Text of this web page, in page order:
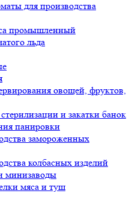
для производства
промышленный
льда
овощей, фруктов,
и закатки банок
панировки
замороженных
колбасных изделий
минизаводы
мяса и туш